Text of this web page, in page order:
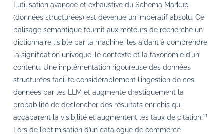
L’utilisation avancée et exhaustive du Schema Markup
(données structurées) est devenue un impératif absolu. Ce
balisage sémantique fournit aux moteurs de recherche un
dictionnaire lisible par la machine, les aidant à comprendre
la signification univoque, le contexte et la taxonomie d’un
contenu. Une implémentation rigoureuse des données
structurées facilite considérablement l’ingestion de ces
données par les LLM et augmente drastiquement la
probabilité de déclencher des résultats enrichis qui
accaparent la visibilité et augmentent les taux de citation.11
Lors de l’optimisation d’un catalogue de commerce